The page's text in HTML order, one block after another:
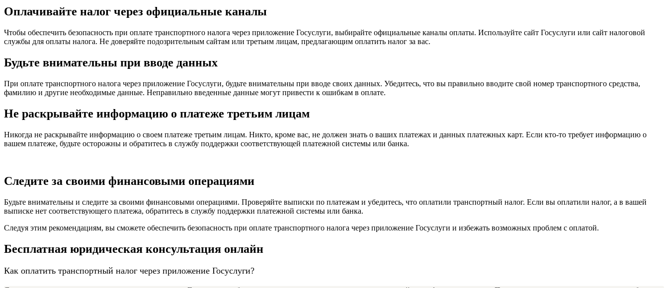
Оплачивайте налог через официальные каналы
Чтобы обеспечить безопасность при оплате транспортного налога через приложение Госуслуги, выбирайте официальные каналы оплаты. Используйте сайт Госуслуги или сайт налоговой
службы для оплаты налога. Не доверяйте подозрительным сайтам или третьим лицам, предлагающим оплатить налог за вас.
Будьте внимательны при вводе данных
При оплате транспортного налога через приложение Госуслуги, будьте внимательны при вводе своих данных. Убедитесь, что вы правильно вводите свой номер транспортного средства,
фамилию и другие необходимые данные. Неправильно введенные данные могут привести к ошибкам в оплате.
Не раскрывайте информацию о платеже третьим лицам
Никогда не раскрывайте информацию о своем платеже третьим лицам. Никто, кроме вас, не должен знать о ваших платежах и данных платежных карт. Если кто-то требует информацию о
вашем платеже, будьте осторожны и обратитесь в службу поддержки соответствующей платежной системы или банка.
Следите за своими финансовыми операциями
Будьте внимательны и следите за своими финансовыми операциями. Проверяйте выписки по платежам и убедитесь, что оплатили транспортный налог. Если вы оплатили налог, а в вашей
выписке нет соответствующего платежа, обратитесь в службу поддержки платежной системы или банка.
Следуя этим рекомендациям, вы сможете обеспечить безопасность при оплате транспортного налога через приложение Госуслуги и избежать возможных проблем с оплатой.
Бесплатная юридическая консультация онлайн
Как оплатить транспортный налог через приложение Госуслуги?